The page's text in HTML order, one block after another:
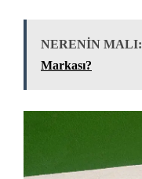
NERENİN MALI:
Markası?